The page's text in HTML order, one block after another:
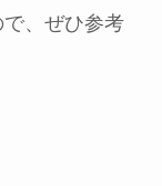
、ぜひ参考